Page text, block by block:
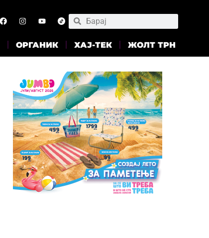
ОРГАНИК ХАЈ-ТЕК ЖОЛТ ТРН